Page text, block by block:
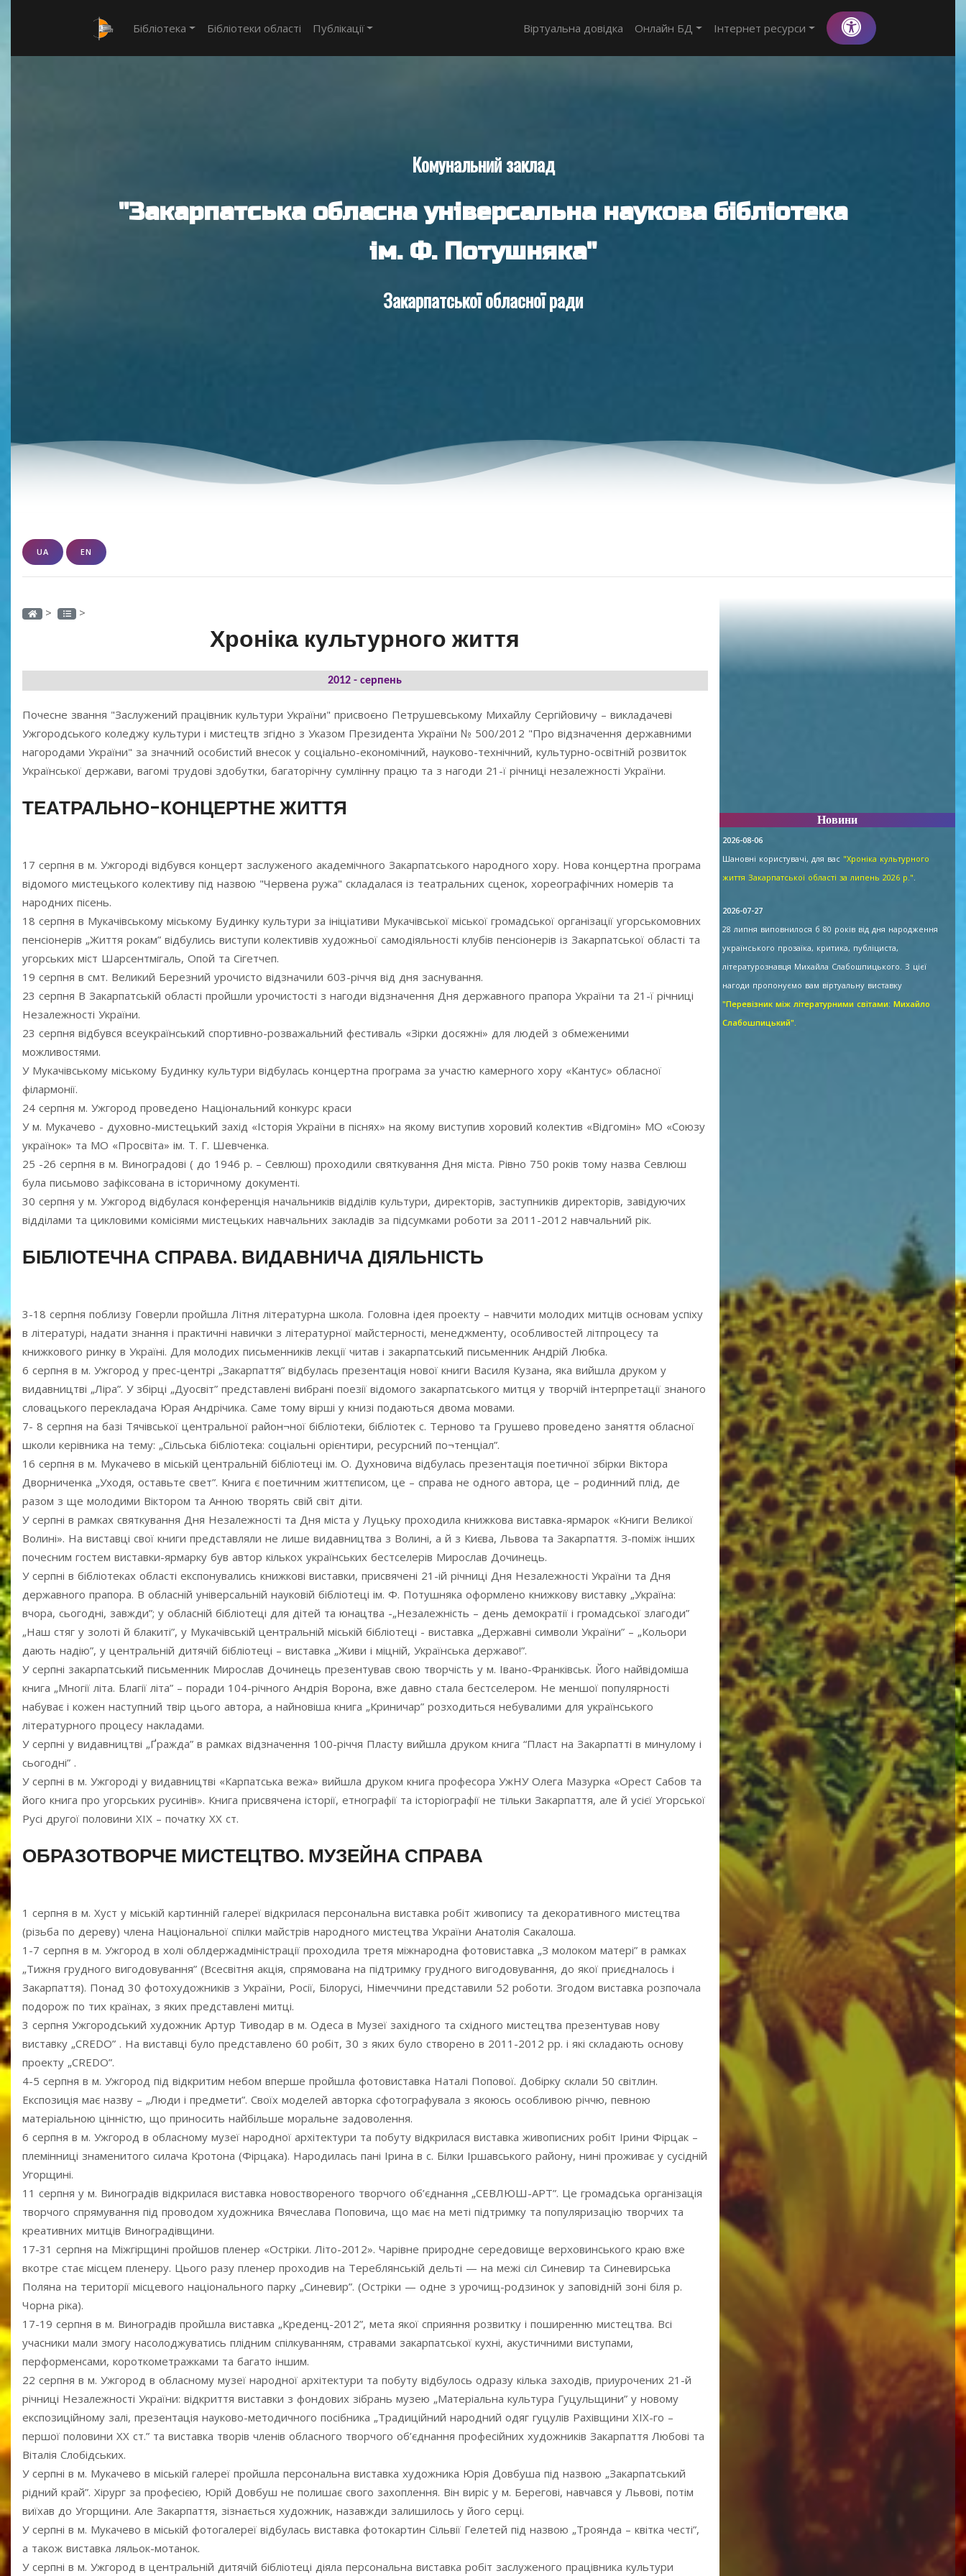
Бібліотека Бібліотеки області Публікації Віртуальна довідка Онлайн БД Інтернет ресурси
Комунальний заклад
"Закарпатська обласна універсальна наукова бібліотека
ім. Ф. Потушняка"
Закарпатської обласної ради
UA EN
> >
Хроніка культурного життя
2012 - серпень
Почесне звання "Заслужений працівник культури України" присвоєно Петрушевському Михайлу Сергійовичу – викладачеві
Ужгородського коледжу культури і мистецтв згідно з Указом Президента України № 500/2012 "Про відзначення державними
нагородами України" за значний особистий внесок у соціально-економічний, науково-технічний, культурно-освітній розвиток
Української держави, вагомі трудові здобутки, багаторічну сумлінну працю та з нагоди 21-ї річниці незалежності України.
ТЕАТРАЛЬНО-КОНЦЕРТНЕ ЖИТТЯ
17 серпня в м. Ужгороді відбувся концерт заслуженого академічного Закарпатського народного хору. Нова концертна програма
відомого мистецького колективу під назвою "Червена ружа" складалася із театральних сценок, хореографічних номерів та
народних пісень.
18 серпня в Мукачівському міському Будинку культури за ініціативи Мукачівської міської громадської організації угорськомовних
пенсіонерів „Життя рокам” відбулись виступи колективів художньої самодіяльності клубів пенсіонерів із Закарпатської області та
угорських міст Шарсентмігаль, Опой та Сігетчеп.
19 серпня в смт. Великий Березний урочисто відзначили 603-річчя від дня заснування.
23 серпня В Закарпатській області пройшли урочистості з нагоди відзначення Дня державного прапора України та 21-ї річниці
Незалежності України.
23 серпня відбувся всеукраїнський спортивно-розважальний фестиваль «Зірки досяжні» для людей з обмеженими
можливостями.
У Мукачівському міському Будинку культури відбулась концертна програма за участю камерного хору «Кантус» обласної
філармонії.
24 серпня м. Ужгород проведено Національний конкурс краси
У м. Мукачево - духовно-мистецький захід «Історія України в піснях» на якому виступив хоровий колектив «Відгомін» МО «Союзу
українок» та МО «Просвіта» ім. Т. Г. Шевченка.
25 -26 серпня в м. Виноградові ( до 1946 р. – Севлюш) проходили святкування Дня міста. Рівно 750 років тому назва Севлюш
була письмово зафіксована в історичному документі.
30 серпня у м. Ужгород відбулася конференція начальників відділів культури, директорів, заступників директорів, завідуючих
відділами та цикловими комісіями мистецьких навчальних закладів за підсумками роботи за 2011-2012 навчальний рік.
БІБЛІОТЕЧНА СПРАВА. ВИДАВНИЧА ДІЯЛЬНІСТЬ
3-18 серпня поблизу Говерли пройшла Літня літературна школа. Головна ідея проекту – навчити молодих митців основам успіху
в літературі, надати знання і практичні навички з літературної майстерності, менеджменту, особливостей літпроцесу та
книжкового ринку в Україні. Для молодих письменників лекції читав і закарпатський письменник Андрій Любка.
6 серпня в м. Ужгород у прес-центрі „Закарпаття” відбулась презентація нової книги Василя Кузана, яка вийшла друком у
видавництві „Ліра”. У збірці „Дуосвіт” представлені вибрані поезії відомого закарпатського митця у творчій інтерпретації знаного
словацького перекладача Юрая Андрічика. Саме тому вірші у книзі подаються двома мовами.
7- 8 серпня на базі Тячівської центральної район¬ної бібліотеки, бібліотек с. Терново та Грушево проведено заняття обласної
школи керівника на тему: „Сільська бібліотека: соціальні орієнтири, ресурсний по¬тенціал”.
16 серпня в м. Мукачево в міській центральній бібліотеці ім. О. Духновича відбулась презентація поетичної збірки Віктора
Дворниченка „Уходя, оставьте свет”. Книга є поетичним життєписом, це – справа не одного автора, це – родинний плід, де
разом з ще молодими Віктором та Анною творять свій світ діти.
У серпні в рамках святкування Дня Незалежності та Дня міста у Луцьку проходила книжкова виставка-ярмарок «Книги Великої
Волині». На виставці свої книги представляли не лише видавництва з Волині, а й з Києва, Львова та Закарпаття. З-поміж інших
почесним гостем виставки-ярмарку був автор кількох українських бестселерів Мирослав Дочинець.
У серпні в бібліотеках області експонувались книжкові виставки, присвячені 21-ій річниці Дня Незалежності України та Дня
державного прапора. В обласній універсальній науковій бібліотеці ім. Ф. Потушняка оформлено книжкову виставку „Україна:
вчора, сьогодні, завжди”; у обласній бібліотеці для дітей та юнацтва -„Незалежність – день демократії і громадської злагоди”
„Наш стяг у золоті й блакиті”, у Мукачівській центральній міській бібліотеці - виставка „Державні символи України” – „Кольори
дають надію”, у центральній дитячій бібліотеці – виставка „Живи і міцній, Українська державо!”.
У серпні закарпатський письменник Мирослав Дочинець презентував свою творчість у м. Івано-Франківськ. Його найвідоміша
книга „Многії літа. Благії літа” – поради 104-річного Андрія Ворона, вже давно стала бестселером. Не меншої популярності
набуває і кожен наступний твір цього автора, а найновіша книга „Криничар” розходиться небувалими для українського
літературного процесу накладами.
У серпні у видавництві „Ґражда” в рамках відзначення 100-річчя Пласту вийшла друком книга “Пласт на Закарпатті в минулому і
сьогодні” .
У серпні в м. Ужгороді у видавництві «Карпатська вежа» вийшла друком книга професора УжНУ Олега Мазурка «Орест Сабов та
його книга про угорських русинів». Книга присвячена історії, етнографії та історіографії не тільки Закарпаття, але й усієї Угорської
Русі другої половини XIX – початку XX ст.
ОБРАЗОТВОРЧЕ МИСТЕЦТВО. МУЗЕЙНА СПРАВА
1 серпня в м. Хуст у міській картинній галереї відкрилася персональна виставка робіт живопису та декоративного мистецтва
(різьба по дереву) члена Національної спілки майстрів народного мистецтва України Анатолія Сакалоша.
1-7 серпня в м. Ужгород в холі облдержадміністрації проходила третя міжнародна фотовиставка „З молоком матері” в рамках
„Тижня грудного вигодовування” (Всесвітня акція, спрямована на підтримку грудного вигодовування, до якої приєдналось і
Закарпаття). Понад 30 фотохудожників з України, Росії, Білорусі, Німеччини представили 52 роботи. Згодом виставка розпочала
подорож по тих країнах, з яких представлені митці.
3 серпня Ужгородський художник Артур Тиводар в м. Одеса в Музеї західного та східного мистецтва презентував нову
виставку „CREDO” . На виставці було представлено 60 робіт, 30 з яких було створено в 2011-2012 рр. і які складають основу
проекту „CREDO”.
4-5 серпня в м. Ужгород під відкритим небом вперше пройшла фотовиставка Наталі Попової. Добірку склали 50 світлин.
Експозиція має назву – „Люди і предмети”. Своїх моделей авторка сфотографувала з якоюсь особливою річчю, певною
матеріальною цінністю, що приносить найбільше моральне задоволення.
6 серпня в м. Ужгород в обласному музеї народної архітектури та побуту відкрилася виставка живописних робіт Ірини Фірцак –
племінниці знаменитого силача Кротона (Фірцака). Народилась пані Ірина в с. Білки Іршавського району, нині проживає у сусідній
Угорщині.
11 серпня у м. Виноградів відкрилася виставка новоствореного творчого об’єднання „СЕВЛЮШ-АРТ”. Це громадська організація
творчого спрямування під проводом художника Вячеслава Поповича, що має на меті підтримку та популяризацію творчих та
креативних митців Виноградівщини.
17-31 серпня на Міжгірщині пройшов пленер «Остріки. Літо-2012». Чарівне природне середовище верховинського краю вже
вкотре стає місцем пленеру. Цього разу пленер проходив на Тереблянській дельті — на межі сіл Синевир та Синевирська
Поляна на території місцевого національного парку „Синевир”. (Остріки — одне з урочищ-родзинок у заповідній зоні біля р.
Чорна ріка).
17-19 серпня в м. Виноградів пройшла виставка „Креденц-2012”, мета якої сприяння розвитку і поширенню мистецтва. Всі
учасники мали змогу насолоджуватись плідним спілкуванням, стравами закарпатської кухні, акустичними виступами,
перформенсами, короткометражками та багато іншим.
22 серпня в м. Ужгород в обласному музеї народної архітектури та побуту відбулось одразу кілька заходів, приурочених 21-й
річниці Незалежності України: відкриття виставки з фондових зібрань музею „Матеріальна культура Гуцульщини” у новому
експозиційному залі, презентація науково-методичного посібника „Традиційний народний одяг гуцулів Рахівщини ХІХ-го –
першої половини ХХ ст.” та виставка творів членів обласного творчого об’єднання професійних художників Закарпаття Любові та
Віталія Слобідських.
У серпні в м. Мукачево в міській галереї пройшла персональна виставка художника Юрія Довбуша під назвою „Закарпатський
рідний край”. Хірург за професією, Юрій Довбуш не полишає свого захоплення. Він виріс у м. Берегові, навчався у Львові, потім
виїхав до Угорщини. Але Закарпаття, зізнається художник, назавжди залишилось у його серці.
У серпні в м. Мукачево в міській фотогалереї відбулась виставка фотокартин Сільвії Гелетей під назвою „Троянда – квітка честі”,
а також виставка ляльок-мотанок.
У серпні в м. Ужгород в центральній дитячій бібліотеці діяла персональна виставка робіт заслуженого працівника культури
Новини
2026-08-06
Шановні користувачі, для вас "Хроніка культурного
життя Закарпатської області за липень 2026 р.".
2026-07-27
28 липня виповнилося б 80 років від дня народження
українського прозаїка, критика, публіциста,
літературознавця Михайла Слабошпицького. З цієї
нагоди пропонуємо вам віртуальну виставку
"Перевізник між літературними світами: Михайло
Слабошпицький".